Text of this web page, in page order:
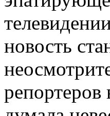
новость